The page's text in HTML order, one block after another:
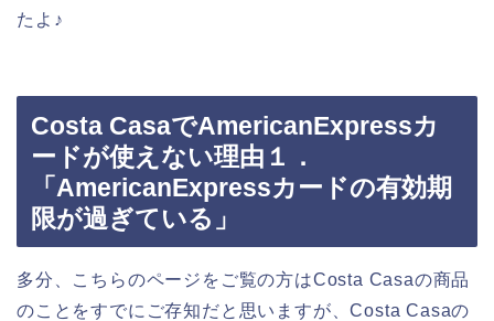
たよ♪
Costa CasaでAmericanExpressカ
ードが使えない理由１．
「AmericanExpressカードの有効期
限が過ぎている」
多分、こちらのページをご覧の方はCosta Casaの商品
のことをすでにご存知だと思いますが、Costa Casaの